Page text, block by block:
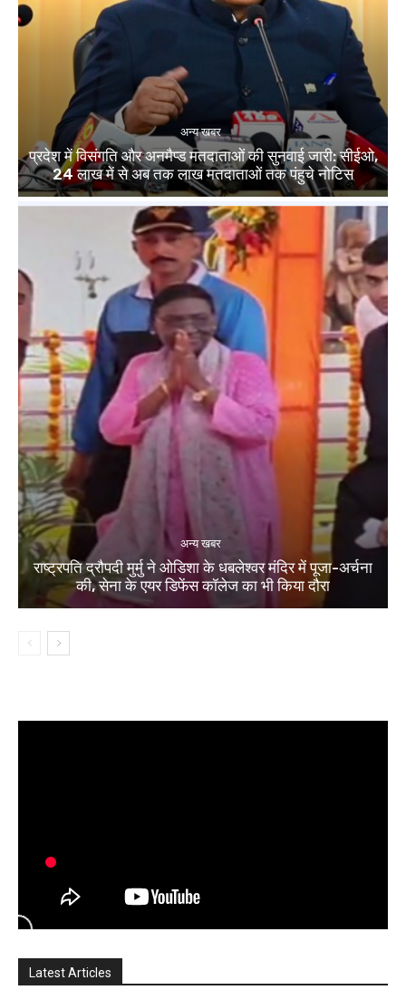
अन्य खबर
प्रदेश में विसंगति और अनमैप्ड मतदाताओं की सुनवाई जारी: सीईओ,
24 लाख में से अब तक लाख मतदाताओं तक पंहुचे नोटिस
अन्य खबर
राष्ट्रपति द्रौपदी मुर्मु ने ओडिशा के धबलेश्वर मंदिर में पूजा-अर्चना
की, सेना के एयर डिफेंस कॉलेज का भी किया दौरा
Latest Articles